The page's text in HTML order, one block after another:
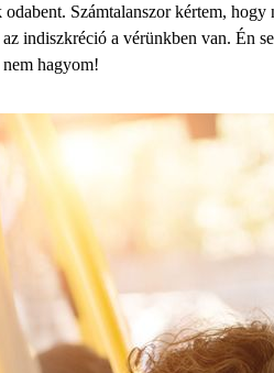
Számtalanszor kértem,
indiszkréció a vérünkben van. Én
hagyom!